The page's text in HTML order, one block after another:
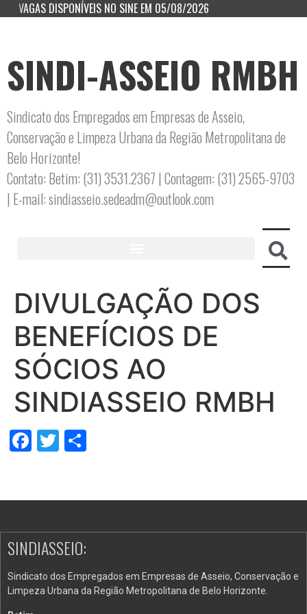
VAGAS DISPONÍVEIS NO SINE EM 05/08/2026
SINDI-ASSEIO RMBH
Sindicato dos Empregados em Empresas de Asseio,
Conservação e Limpeza Urbana da Região Metropolitana de
Belo Horizonte!
Contato: Betim: (31) 3531.2367 | Contagem: (31) 2565-9703
| E-mail: sindiasseio.sedeadm@outlook.com
DIVULGAÇÃO DOS
BENEFÍCIOS DE
SÓCIOS AO
SINDIASSEIO RMBH
Facebook
Twitter
SINDIASSEIO:
Sindicato dos Empregados em Empresas de Asseio, Conservação e
Limpeza Urbana da Região Metropolitana de Belo Horizonte.